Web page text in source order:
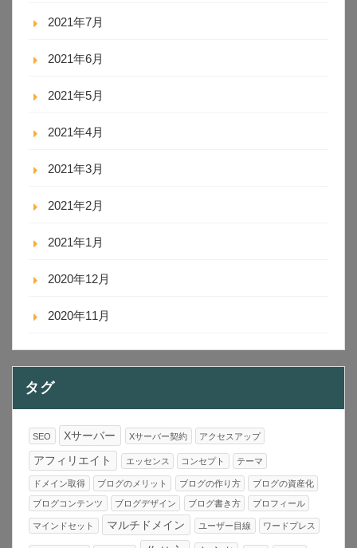
2021年7月
2021年6月
2021年5月
2021年4月
2021年3月
2021年2月
2021年1月
2020年12月
2020年11月
タグ
SEO Xサーバー Xサーバー契約 アクセスアップ
アフィリエイト エッセンス コンセプト テーマ
ドメイン取得 ブログのメリット ブログの作り方 ブログの資産化
ブログコンテンツ ブログデザイン ブログ書き方 プロフィール
マインドセット マルチドメイン ユーザー目線 ワードプレス